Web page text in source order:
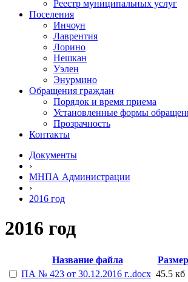
Реестр муниципальных услуг
Поселения
Инчоун
Лаврентия
Лорино
Нешкан
Уэлен
Энурмино
Обращения граждан
Порядок и время приема
Установленные формы
Прозрачность
Контакты
Документы
›
МНПА Администрации
›
2016 год
2016 год
Название файла
Размер
ПА № 423 от 30.12.2016 г..docx 45.5 кб